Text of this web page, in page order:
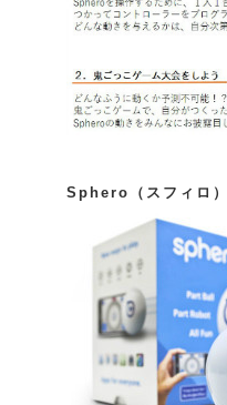
Sphero（スフィロ）